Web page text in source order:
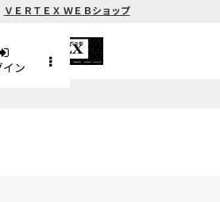
ＶＥＲＴＥＸ ＷＥＢショップ
イン